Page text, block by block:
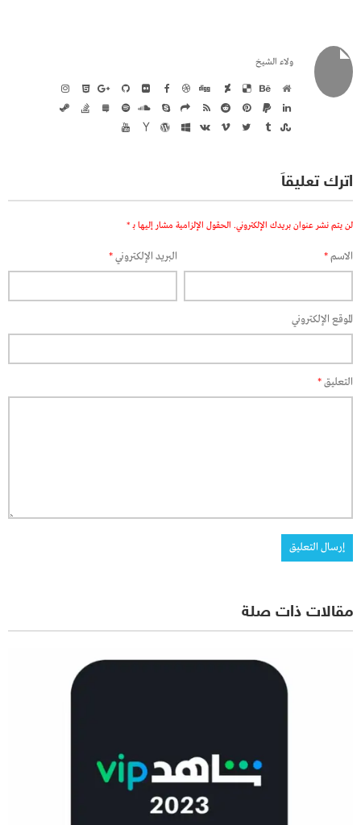
ولاء الشيخ
اترك تعليقاً
لن يتم نشر عنوان بريدك الإلكتروني. الحقول الإلزامية مشار إليها بـ *
الاسم* البريد الإلكتروني*
الموقع الإلكتروني
التعليق*
مقالات ذات صلة